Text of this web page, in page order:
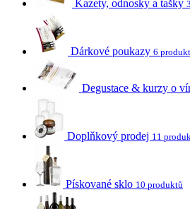
Kazety, odnosky a tašky
Dárkové poukazy 6
Degustace & kurzy o
Doplňkový prodej 11
Pískované sklo 10 produktů